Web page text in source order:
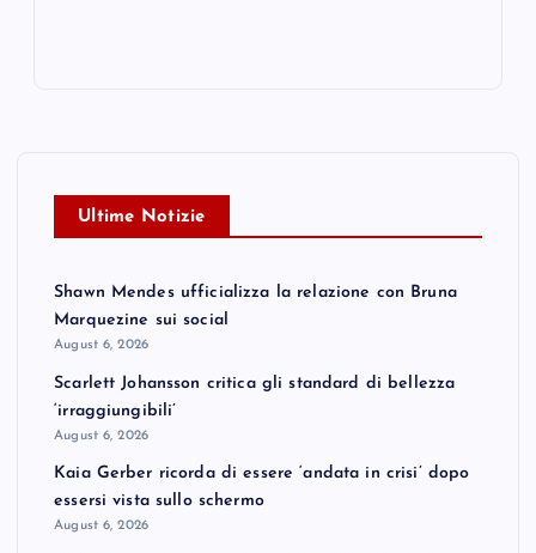
Ultime Notizie
Shawn Mendes ufficializza la relazione con Bruna
Marquezine sui social
August 6, 2026
Scarlett Johansson critica gli standard di bellezza
‘irraggiungibili’
August 6, 2026
Kaia Gerber ricorda di essere ‘andata in crisi’ dopo
essersi vista sullo schermo
August 6, 2026